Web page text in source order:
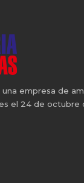
una empresa de
el 24 de octubre